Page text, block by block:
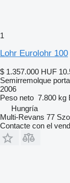
1
Lohr Eurolohr 100
$ 1.357.000 HUF
Semirremolque
2006
Peso neto 7.800 kg
Hungría
Multi-Revans 77
Contacte con el